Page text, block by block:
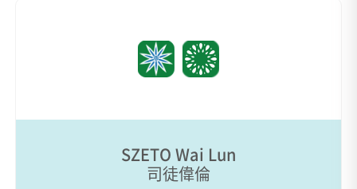
SZETO Wai Lun
司徒偉倫